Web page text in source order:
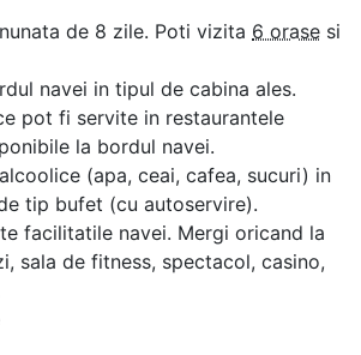
de 8 zile. Poti vizita 6 orase si
navei in tipul de cabina ales.
pot fi servite in restaurantele
la bordul navei.
(apa, ceai, cafea, sucuri) in
tip bufet (cu autoservire).
facilitatile navei. Mergi oricand la
sala de fitness, spectacol, casino,